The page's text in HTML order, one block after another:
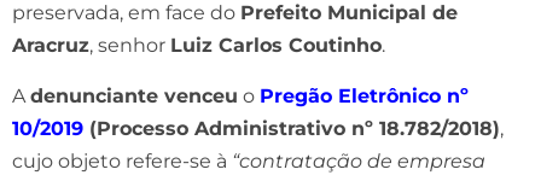
preservada, em face do Prefeito Municipal de
Aracruz, senhor Luiz Carlos Coutinho.
Adenunciante venceu o Pregão Eletrônico nº
10/2019 (Processo Administrativo nº 18.782/2018),
cujo objeto refere-se à “contratação de empresa